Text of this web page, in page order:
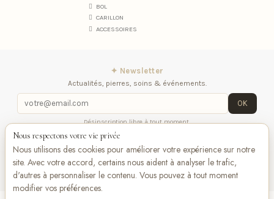
BOL
CARILLON
ACCESSOIRES
✦ Newsletter
Actualités, pierres, soins & événements.
OK
Désinscription libre à tout moment.
Mentions légales
nous
Nous respectons votre vie privée
Nous utilisons des cookies pour améliorer votre expérience sur notre
site. Avec votre accord, certains nous aident à analyser le trafic,
d'autres à personnaliser le contenu. Vous pouvez à tout moment
modifier vos préférences.